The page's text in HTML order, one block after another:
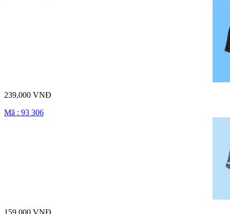
239,000 VNĐ
Mã : 93 306
159,000 VNĐ